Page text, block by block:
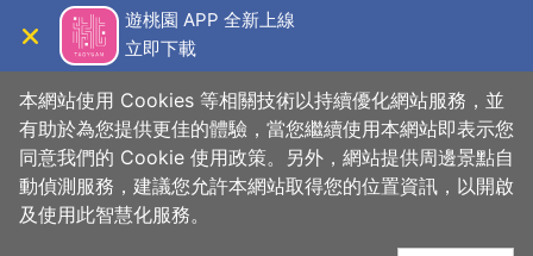
主
遊桃園 APP 全新上線
立即下載
首頁 > 購好物 > 購物快搜
定迎有限公司
本網站使用 Cookies 等相關技術以持續優化網站服務，並
有助於為您提供更佳的體驗，當您繼續使用本網站即表示您
同意我們的 Cookie 使用政策。另外，網站提供周邊景點自
動偵測服務，建議您允許本網站取得您的位置資訊，以開啟
及使用此智慧化服務。